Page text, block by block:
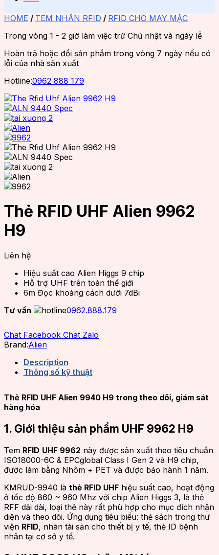
HOME / TEM NHÃN RFID / RFID CHO MAY MẶC
Trong vòng 1 - 2 giờ làm việc trừ Chủ nhật và ngày lễ
Hoàn trả hoặc đổi sản phẩm trong vòng 7 ngày nếu có
lỗi của nhà sản xuất
Hotline:0962 888 179
Thẻ RFID UHF Alien 9962
H9
Liên hệ
Hiệu suất cao Alien Higgs 9 chip
Hỗ trợ UHF trên toàn thế giới
6m Đọc khoảng cách dưới 7dBi
Tư vấn
0962.888.179
Chat Facebook Chat Zalo
Brand:Alien
Description
Thông số kỹ thuật
Thẻ RFID UHF Alien 9940 H9 trong theo dõi, giám sát
hàng hóa
1. Giới thiệu sản phẩm UHF 9962 H9
Tem RFID UHF 9962 này được sản xuất theo tiêu chuẩn
ISO18000-6C & EPCglobal Class I Gen 2 và H9 chip,
được làm bằng Nhôm + PET và được bảo hành 1 năm.
KMRUD-9940 là thẻ RFID UHF hiệu suất cao, hoạt động
ở tốc độ 860 ~ 960 Mhz với chip Alien Higgs 3, là thẻ
RFF dải dài, loại thẻ này rất phù hợp cho mục đích nhận
diện và theo dõi. Ứng dụng tiêu biểu: thẻ sách trong thư
viện RFID, nhãn tài sản cho thiết bị y tế, thẻ ID bệnh
nhân tại cơ sở y tế.